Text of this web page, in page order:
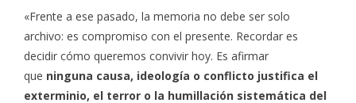
«Frente a ese pasado, la memoria no debe ser solo
archivo: es compromiso con el presente. Recordar es
decidir cómo queremos convivir hoy. Es afirmar
que ninguna causa, ideología o conflicto justifica el
exterminio, el terror o la humillación sistemática del